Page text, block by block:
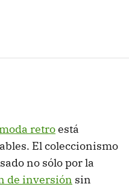
retroestá
El coleccionismo
no sólo por la
de inversión sin